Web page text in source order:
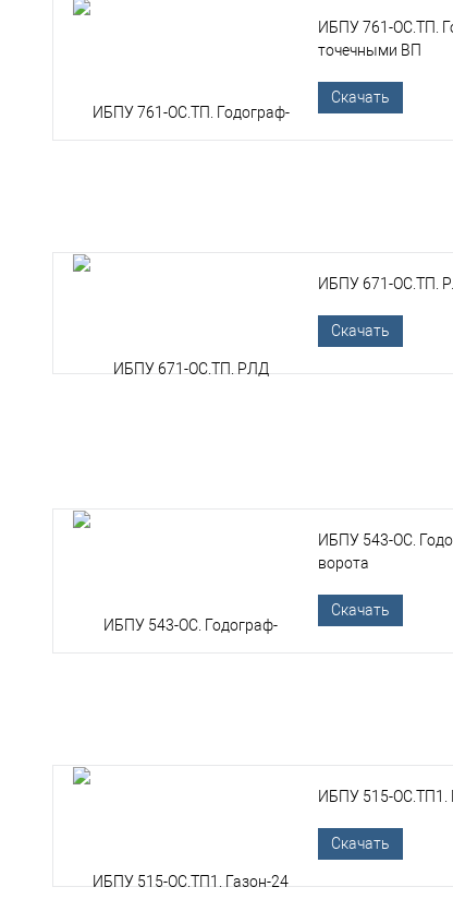
ИБПУ 761-ОС.ТП.
точечными ВП
Скачать
ИБПУ 671-ОС.ТП.
Скачать
ИБПУ 543-ОС.
ворота
Скачать
ИБПУ 515-ОС.ТП1.
Скачать